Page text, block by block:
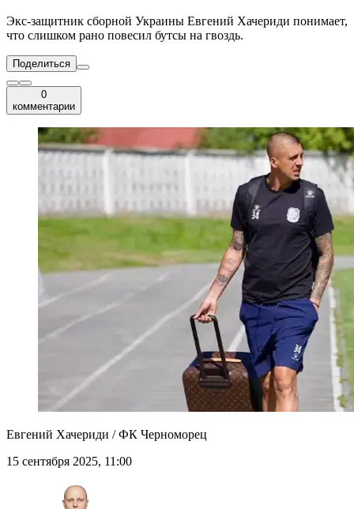
Экс-защитник сборной Украины Евгений Хачериди понимает,
что слишком рано повесил бутсы на гвоздь.
Поделиться
0
комментарии
Евгений Хачериди / ФК Черноморец
15 сентября 2025, 11:00